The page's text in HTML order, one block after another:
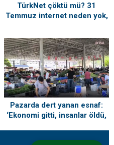
TürkNet çöktü mü? 31
Temmuz internet neden yok,
Pazarda dert yanan esnaf:
‘Ekonomi gitti, insanlar öldü,